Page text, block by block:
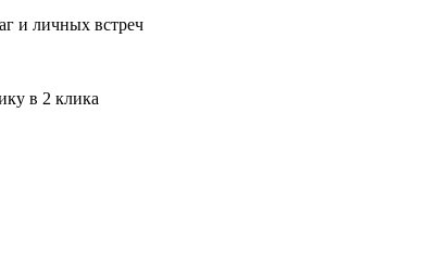
и личных встреч
в 2 клика